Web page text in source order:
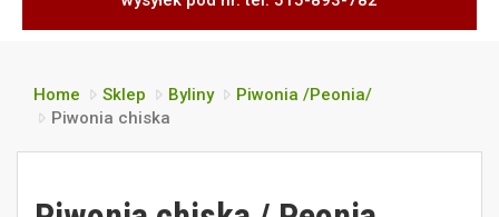
Home Sklep Byliny
Piwonia /Peonia/
Piwonia chiska